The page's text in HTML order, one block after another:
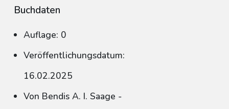
Buchdaten
Auflage: 0
Veröffentlichungsdatum:
16.02.2025
Von Bendis A. I. Saage -